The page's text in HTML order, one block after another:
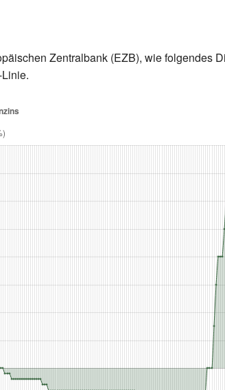
Zentralbank (EZB), wie folgendes